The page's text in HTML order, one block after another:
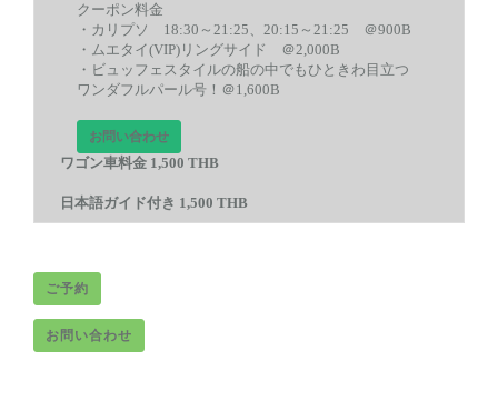
クーポン料金
・カリプソ 18:30～21:25、20:15～21:25 ＠900B
・ムエタイ(VIP)リングサイド ＠2,000B
・ビュッフェスタイルの船の中でもひときわ目立つ
ワンダフルパール号！＠1,600B
お問い合わせ
ワゴン車料金 1,500 THB
日本語ガイド付き 1,500 THB
ご予約
お問い合わせ